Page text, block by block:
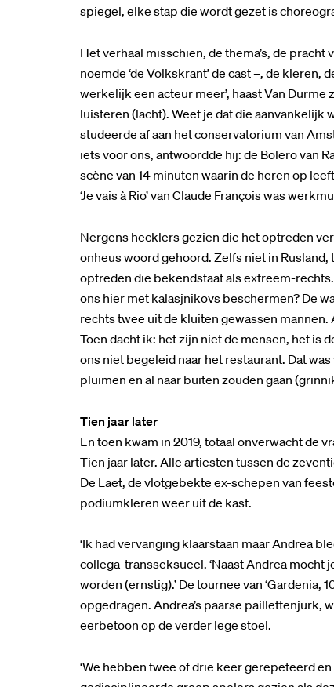
spiegel, elke stap die wordt gezet is
Het verhaal misschien, de thema’s, de
noemde ‘de Volkskrant’ de cast –, de kleren,
werkelijk een acteur meer’, haast Van Durme
luisteren (lacht). Weet je dat die aanvankelijk
studeerde af aan het conservatorium van
iets voor ons, antwoordde hij: de Bolero van
scène van 14 minuten waarin de heren op
‘Je vais à Rio’ van Claude François was
Nergens hecklers gezien die het optreden
onheus woord gehoord. Zelfs niet in
optreden die bekendstaat als extreem-
ons hier met kalasjnikovs beschermen? De
rechts twee uit de kluiten gewassen
Toen dacht ik: het zijn niet de mensen, het
ons niet begeleid naar het restaurant. Dat
pluimen en al naar buiten zouden gaan
Tien jaar later
En toen kwam in 2019, totaal onverwacht de
Tien jaar later. Alle artiesten tussen de
De Laet, de vlotgebekte ex-schepen van
podiumkleren weer uit de kast.
‘Ik had vervanging klaarstaan maar Andrea
collega-transseksueel. ‘Naast Andrea mocht
worden (ernstig).’ De tournee van ‘Gardenia,
opgedragen. Andrea’s paarse paillettenjurk,
eerbetoon op de verder lege stoel.
‘We hebben twee of drie keer gerepeteerd